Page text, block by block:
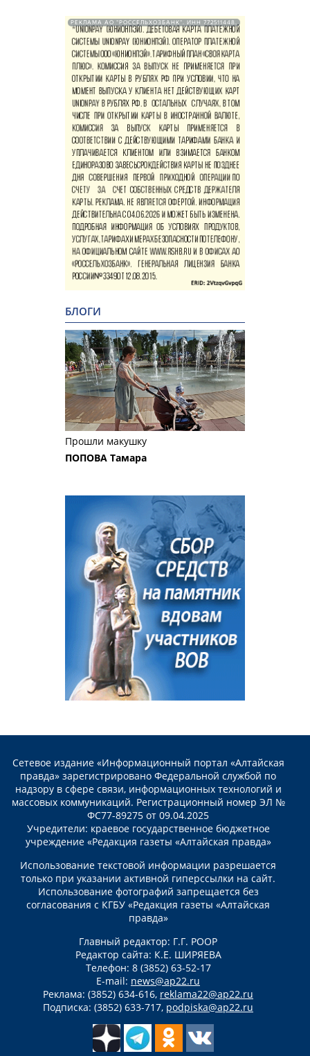
РЕКЛАМА АО "РОССЕЛЬХОЗБАНК". ИНН 772511448.
БЛОГИ
Прошли макушку
ПОПОВА Тамара
Сетевое издание «Информационный портал «Алтайская
правда» зарегистрировано Федеральной службой по
надзору в сфере связи, информационных технологий и
массовых коммуникаций. Регистрационный номер ЭЛ №
ФС77-89275 от 09.04.2025
Учредители: краевое государственное бюджетное
учреждение «Редакция газеты «Алтайская правда»
Использование текстовой информации разрешается
только при указании активной гиперссылки на сайт.
Использование фотографий запрещается без
согласования с КГБУ «Редакция газеты «Алтайская
правда»
Главный редактор: Г.Г. РООР
Редактор сайта: К.Е. ШИРЯЕВА
Телефон: 8 (3852) 63-52-17
E-mail: news@ap22.ru
Реклама: (3852) 634-616, reklama22@ap22.ru
Подписка: (3852) 633-717, podpiska@ap22.ru